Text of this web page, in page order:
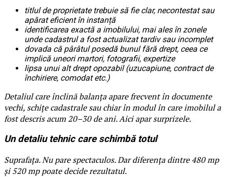
titlul de proprietate trebuie să fie clar, necontestat sau
apărat eficient în instanță
identificarea exactă a imobilului, mai ales în zonele
unde cadastrul a fost actualizat tardiv sau incomplet
dovada că pârâtul posedă bunul fără drept, ceea ce
implică uneori martori, fotografii, expertize
lipsa unui alt drept opozabil (uzucapiune, contract de
închiriere, comodat etc.)
Detaliul care înclină balanța apare frecvent în documente
vechi, schițe cadastrale sau chiar în modul în care imobilul a
fost descris acum 20–30 de ani. Aici apar surprizele.
Un detaliu tehnic care schimbă totul
Suprafața. Nu pare spectaculos. Dar diferența dintre 480 mp
și 520 mp poate decide rezultatul.